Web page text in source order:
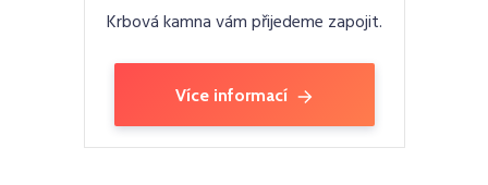
Krbová kamna vám přijedeme zapojit.
Více informací